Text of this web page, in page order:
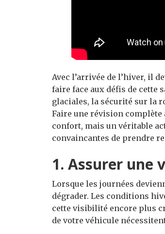
Avec l’arrivée de l’hiver, il
faire face aux défis de cette
glaciales, la sécurité sur la
Faire une révision complète
confort, mais un véritable
convaincantes de prendre
1. Assurer
Lorsque les journées
dégrader. Les conditions
cette visibilité encore plus
de votre véhicule